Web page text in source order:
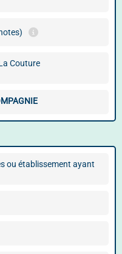
Couture
ou établissement ayant